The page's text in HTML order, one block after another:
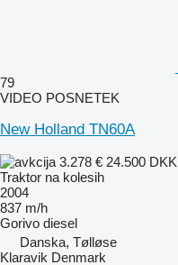
79
VIDEO POSNETEK
New Holland TN60A
3.278 € 24.500 DKK
Traktor na kolesih
2004
837 m/h
Gorivo diesel
Danska, Tølløse
Klaravik Denmark